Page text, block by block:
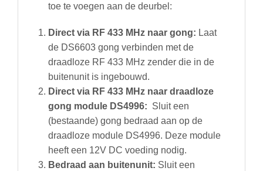
toe te voegen aan de deurbel:
Direct via RF 433 MHz naar gong: Laat
de DS6603 gong verbinden met de
draadloze RF 433 MHz zender die in de
buitenunit is ingebouwd.
Direct via RF 433 MHz naar draadloze
gong module DS4996: Sluit een
(bestaande) gong bedraad aan op de
draadloze module DS4996. Deze module
heeft een 12V DC voeding nodig.
Bedraad aan buitenunit: Sluit een